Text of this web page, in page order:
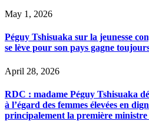
May 1, 2026
Péguy Tshisuaka sur la jeunesse
se lève pour son pays gagne
April 28, 2026
RDC : madame Péguy Tshisuaka
à l’égard des femmes élevées en
principalement la première